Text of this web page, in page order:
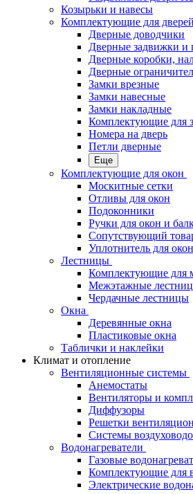
Козырьки и навесы
Комплектующие для дверей
Дверные доводчики
Дверные задвижки и
Дверные коробки,
Дверные
Замки врезные
Замки навесные
Замки накладные
Комплектующие для
Номера на дверь
Петли дверные
Еще
Комплектующие для окон
Москитные сетки
Отливы для окон
Подоконники
Ручки для окон и
Сопутствующий
Уплотнитель для окон
Лестницы
Комплектующие для
Межэтажные
Чердачные лестницы
Окна
Деревянные окна
Пластиковые окна
Таблички и наклейки
Климат и отопление
Вентиляционные системы
Анемостаты
Вентиляторы и
Диффузоры
Решетки
Системы
Водонагреватели
Газовые
Комплектующие для
Электрические